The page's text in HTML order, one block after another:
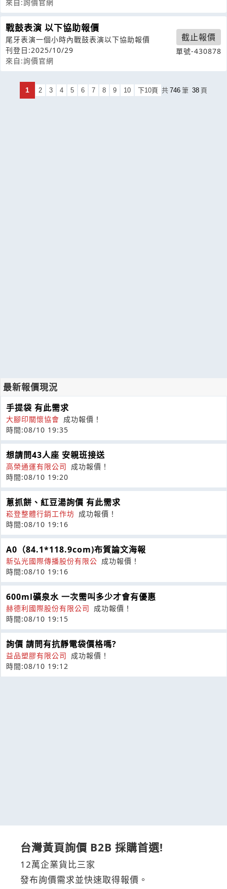
來自:詢價官網
戰鼓表演 以下協助報價
尾牙表演一個小時內戰鼓表演以下協助報價
刊登日:2025/10/29
來自:詢價官網
截止報價
單號-430878
1 2 3 4 5 6 7 8 9 10 下10頁 共 746 筆 38 頁
最新報價現況
手提袋 有此需求
大腳印關懷協會 成功報價！
時間:08/10 19:35
想請問43人座 安親班接送
高榮通運有限公司 成功報價！
時間:08/10 19:20
蔥抓餅、紅豆湯詢價 有此需求
崧登整體行銷工作坊 成功報價！
時間:08/10 19:16
A0（84.1*118.9com)布質論文海報
新弘光國際傳播股份有限公 成功報價！
時間:08/10 19:16
600ml礦泉水 一次需叫多少才會有優惠
赫德利國際股份有限公司 成功報價！
時間:08/10 19:15
詢價 請問有抗靜電袋價格嗎?
益品塑膠有限公司 成功報價！
時間:08/10 19:12
台灣黃頁詢價 B2B 採購首選!
12萬企業貨比三家
發布詢價需求並快速取得報價。